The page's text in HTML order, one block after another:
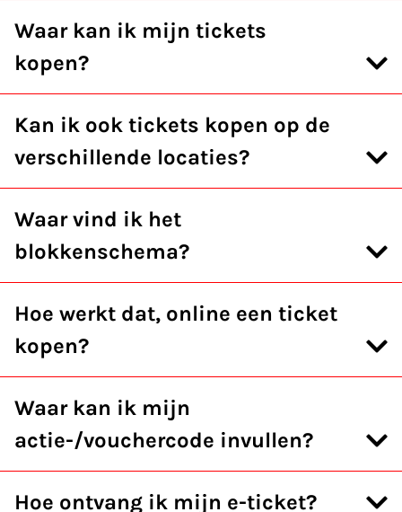
Waar kan ik mijn tickets
kopen?
Kan ik ook tickets kopen op de
verschillende locaties?
Waar vind ik het
blokkenschema?
Hoe werkt dat, online een ticket
kopen?
Waar kan ik mijn
actie-/vouchercode invullen?
Hoe ontvang ik mijn e-ticket?